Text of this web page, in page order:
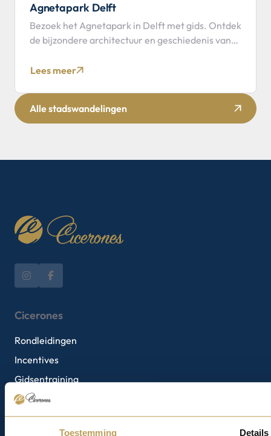
Toestemming Details
Agnetapark Delft
Bezoek het Agnetapark in Delft met gids. Ontdek
de bijzondere architectuur en geschiedenis van
Lees meer
Alle stadswandelingen
Cicerones
Rondleidingen
Incentives
Gidsentraining
Gidsen